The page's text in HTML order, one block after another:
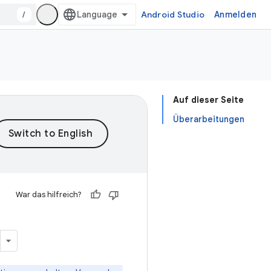
/ Android Studio Anmelden
Auf dieser Seite
Überarbeitungen
War das hilfreich?